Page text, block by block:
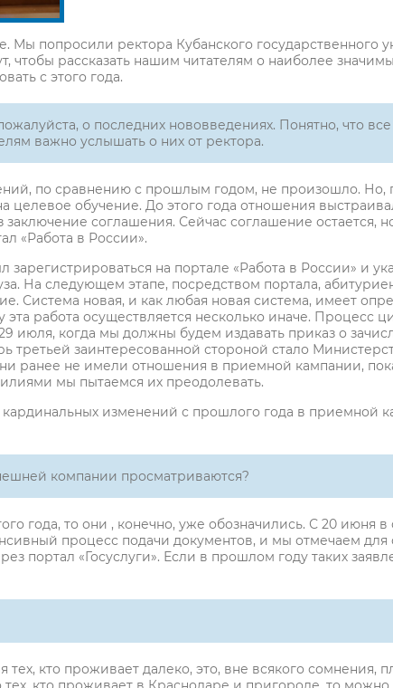
Мы попросили ректора Кубанского государственного
чтобы рассказать нашим читателям о наиболее
с этого года.
о последних нововведениях. Понятно, что
важно услышать о них от ректора.
по сравнению с прошлым годом, не произошло. Но,
целевое обучение. До этого года отношения
соглашения. Сейчас соглашение остается,
«Работа в России».
на портале «Работа в России» и
На следующем этапе, посредством портала,
Система новая, и как любая новая система, имеет
эта работа осуществляется несколько иначе. Процесс
июля, когда мы должны будем издавать приказ о
третьей заинтересованной стороной стало
ранее не имели отношения в приемной кампании,
мы пытаемся их преодолевать.
кардинальных изменений с прошлого года в приемной
компании просматриваются?
года, то они , конечно, уже обозначились. С 20 июня в
процесс подачи документов, и мы отмечаем для
портал «Госуслуги». Если в прошлом году таких
кто проживает далеко, это, вне всякого сомнения,